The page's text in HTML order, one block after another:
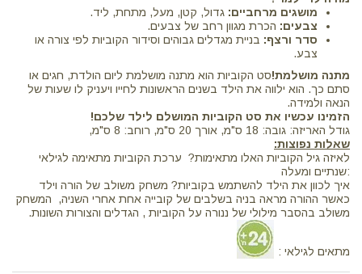
מושגים מרחביים: גדול, קטן, מעל, מתחת, ליד.
צבעים: הכרת מגוון רחב של צבעים.
סדר ורצף: בניית מגדלים גבוהים וסידור הקוביות לפי צורה או
צבע.
מתנה מושלמת!סט הקוביות הוא מתנה מושלמת ליום הולדת, חגים או
סתם כך. הוא ילווה את הילד בשנים הראשונות לחייו ויעניק לו שעות של
הנאה ולמידה.
הזמינו עכשיו את סט הקוביות המושלם לילד שלכם!
גודל האריזה: גובה: 18 ס"מ, אורך 20 ס"מ, רוחב: 8 ס"מ,
שאלות נפוצות:
לאיזה גיל הקוביות האלו מתאימות? ערכת הקוביות מתאימה לגילאי
:שנתיים ומעלה
איך לכוון את הילד להשתמש בקוביות? משחק משולב של הורה וילד
כאשר ההורה מראה בניה בשלבים של קובייה אחת אחרי השניה, המשחק
משולב בהסבר מילולי של ננורה על הקוביות , הגדלים והצורות השונות.
מתאים לגילאי :